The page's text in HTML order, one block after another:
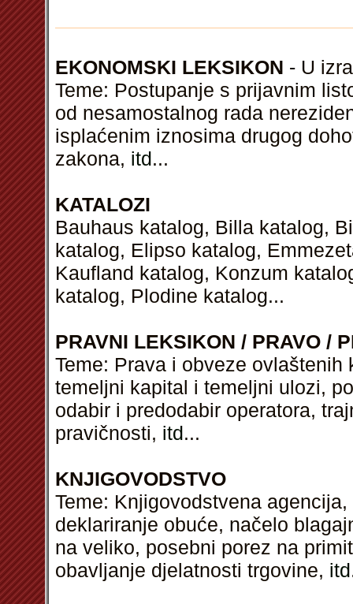
EKONOMSKI LEKSIKON - U
Teme: Postupanje s prijavnim
od nesamostalnog rada
isplaćenim iznosima drugog
zakona, itd...
KATALOZI
Bauhaus katalog, Billa katalog,
katalog, Elipso katalog,
Kaufland katalog, Konzum
katalog, Plodine katalog...
PRAVNI LEKSIKON / PRAVO /
Teme: Prava i obveze
temeljni kapital i temeljni ulozi,
odabir i predodabir operatora,
pravičnosti, itd...
KNJIGOVODSTVO
Teme: Knjigovodstvena
deklariranje obuće, načelo
na veliko, posebni porez na
obavljanje djelatnosti trgovine, itd